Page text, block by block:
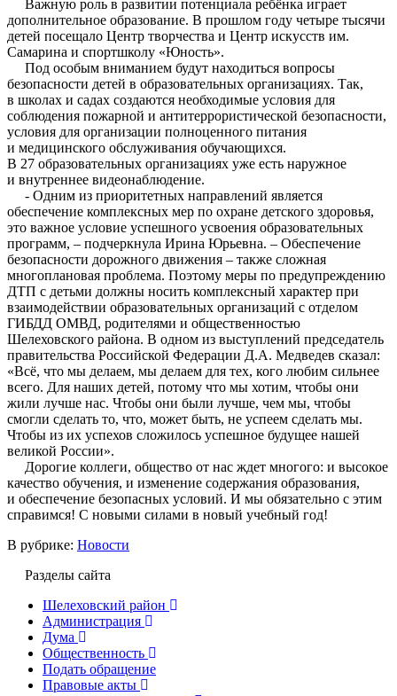
Важную роль в развитии потенциала ребёнка играет
дополнительное образование. В прошлом году четыре тысячи
детей посещало Центр творчества и Центр искусств им.
Самарина и спортшколу «Юность».
Под особым вниманием будут находиться вопросы
безопасности детей в образовательных организациях. Так,
в школах и садах создаются необходимые условия для
соблюдения пожарной и антитеррористической безопасности,
условия для организации полноценного питания
и медицинского обслуживания обучающихся.
В 27 образовательных организациях уже есть наружное
и внутреннее видеонаблюдение.
- Одним из приоритетных направлений является
обеспечение комплексных мер по охране детского здоровья,
это важное условие успешного усвоения образовательных
программ, – подчеркнула Ирина Юрьевна. – Обеспечение
безопасности дорожного движения – также сложная
многоплановая проблема. Поэтому меры по предупреждению
ДТП с детьми должны носить комплексный характер при
взаимодействии образовательных организаций с отделом
ГИБДД ОМВД, родителями и общественностью
Шелеховского района. В одном из выступлений председатель
правительства Российской Федерации Д.А. Медведев сказал:
«Всё, что мы делаем, мы делаем для тех, кого любим сильнее
всего. Для наших детей, потому что мы хотим, чтобы они
жили лучше нас. Чтобы они были лучше, чем мы, чтобы
смогли сделать то, что, может быть, не успеем сделать мы.
Чтобы из их успехов сложилось успешное будущее нашей
великой России».
Дорогие коллеги, общество от нас ждет многого: и высокое
качество обучения, и изменение содержания образования,
и обеспечение безопасных условий. И мы обязательно с этим
справимся! С новыми силами в новый учебный год!
В рубрике: Новости
Разделы сайта
Шелеховский район
Администрация
Дума
Общественность
Подать обращение
Правовые акты